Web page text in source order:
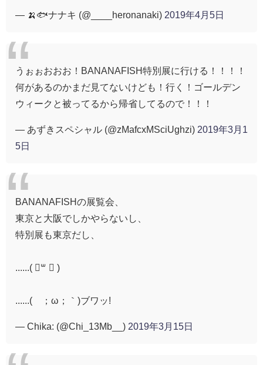
— 🍌🐟ナナキ (@____heronanaki) 2019年4月5日
うぉぉおおお！BANANAFISH特別展に行ける！！！！
何があるのかまだ見てないけども！行く！ゴールデン
ウィークと被ってるから帰省してるので！！！
— あずきスペシャル (@zMafcxMSciUghzi) 2019年3月1
5日
BANANAFISHの展覧会、
東京と大阪でしかやらないし、
特別展も東京だし、
......( ॑꒳ ॑ )
......(´；ω；｀)ブワッ!
— Chika: (@Chi_13Mb__) 2019年3月15日